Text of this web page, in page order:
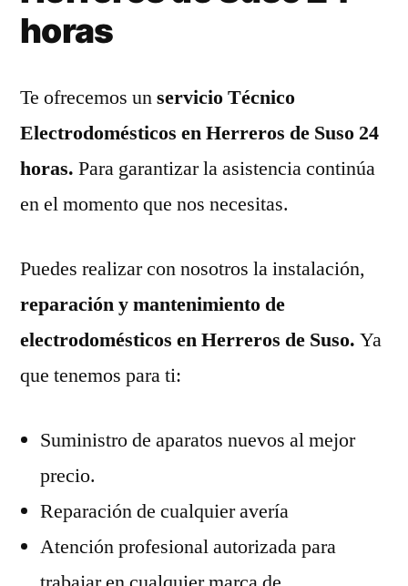
horas
Te ofrecemos unservicio Técnico
Electrodomésticos en Herreros de Suso 24
horas. Para garantizar la asistencia continúa
en el momento que nos necesitas.
Puedes realizar con nosotros la instalación,
reparación y mantenimiento de
electrodomésticos en Herreros de Suso. Ya
que tenemos para ti:
Suministro de aparatos nuevos al mejor
precio.
Reparación de cualquier avería
Atención profesional autorizada para